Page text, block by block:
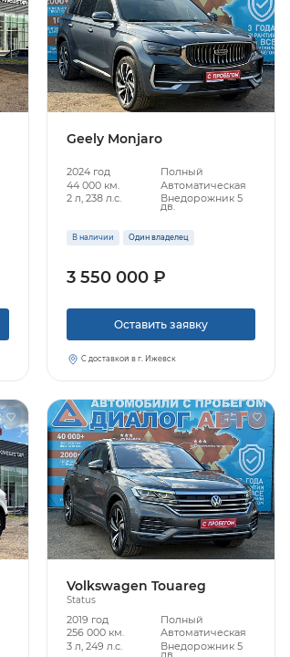
Geely Monjaro
2024 год
Полный
44 000 км.
Автоматическая
2 л, 238 л.с.
Внедорожник 5
дв.
В наличии Один владелец
3 550 000 ₽
Оставить заявку
С доставкой в г. Ижевск
Volkswagen Touareg
Status
2019 год
Полный
256 000 км.
Автоматическая
3 л, 249 л.с.
Внедорожник 5
дв.